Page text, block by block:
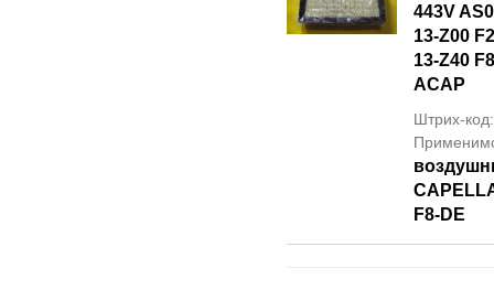
443V
13-Z00
13-Z40
ACAP
Штрих-
F8-DE